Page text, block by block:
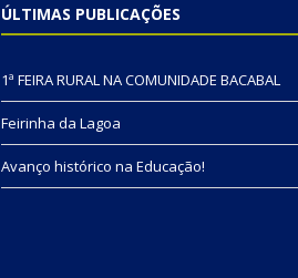
ÚLTIMAS PUBLICAÇÕES
1ª FEIRA RURAL NA COMUNIDADE BACABAL
Feirinha da Lagoa
Avanço histórico na Educação!